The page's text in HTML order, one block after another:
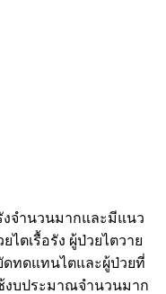
งจำนวนมากและมีแนว
ตเรื้อรัง ผู้ป่วยไตวาย
ดทดแทนไตและผู้ป่วยที่
งบประมาณจำนวนมาก